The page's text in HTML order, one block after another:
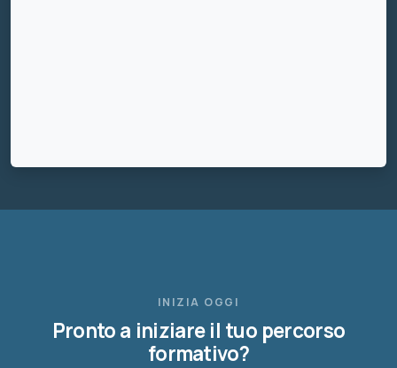
INIZIA OGGI
Pronto a iniziare il tuo percorso
formativo?